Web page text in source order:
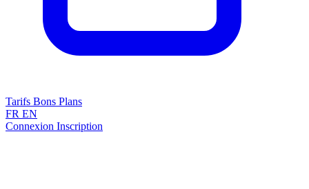
Tarifs Bons Plans
FR EN
Connexion Inscription